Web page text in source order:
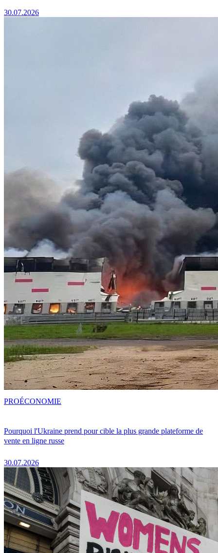
30.07.2026
Pourquoi l'Ukraine prend pour cible la plus grande plateforme de
vente en ligne russe
30.07.2026
PROÉCONOMIE